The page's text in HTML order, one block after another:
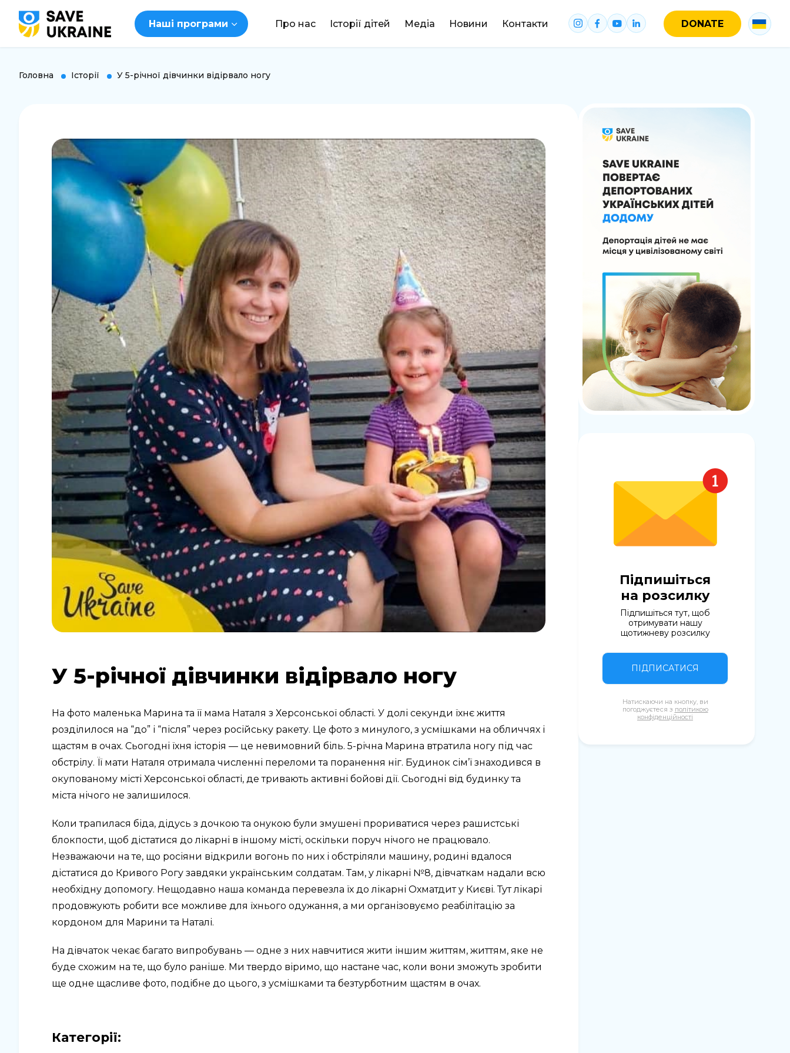
Наші програми Про нас Історії дітей Медіа Новини Контакти DONATE
DONATE
Головна Історії У 5-річної дівчинки відірвало ногу
У 5-річної дівчинки відірвало ногу
На фото маленька Марина та її мама Наталя з Херсонської області. У долі секунди їхнє життя
розділилося на “до” і “після” через російську ракету. Це фото з минулого, з усмішками на обличчях і
щастям в очах. Сьогодні їхня історія — це невимовний біль. 5-річна Марина втратила ногу під час
обстрілу. Її мати Наталя отримала численні переломи та поранення ніг. Будинок сім’ї знаходився в
окупованому місті Херсонської області, де тривають активні бойові дії. Сьогодні від будинку та
міста нічого не залишилося.
Коли трапилася біда, дідусь з дочкою та онукою були змушені прориватися через рашистські
блокпости, щоб дістатися до лікарні в іншому місті, оскільки поруч нічого не працювало.
Незважаючи на те, що росіяни відкрили вогонь по них і обстріляли машину, родині вдалося
дістатися до Кривого Рогу завдяки українським солдатам. Там, у лікарні №8, дівчаткам надали всю
необхідну допомогу. Нещодавно наша команда перевезла їх до лікарні Охматдит у Києві. Тут лікарі
продовжують робити все можливе для їхнього одужання, а ми організовуємо реабілітацію за
кордоном для Марини та Наталі.
На дівчаток чекає багато випробувань — одне з них навчитися жити іншим життям, життям, яке не
буде схожим на те, що було раніше. Ми твердо віримо, що настане час, коли вони зможуть зробити
ще одне щасливе фото, подібне до цього, з усмішками та безтурботним щастям в очах.
Категорії:
Підпишіться
на розсилку
Підпишіться тут, щоб
отримувати нашу
щотижневу розсилку
ПІДПИСАТИСЯ
Натискаючи на кнопку, ви
погоджуєтеся з політикою
конфіденційності